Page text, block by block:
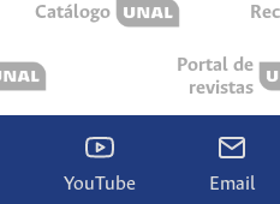
Catálogo
Portal de
revistas
YouTube Email